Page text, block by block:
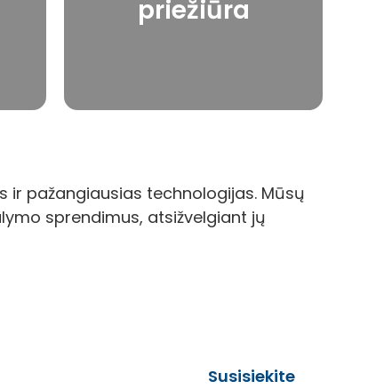
priežiūra
saugią darbo aplinką.
ir pažangiausias technologijas. Mūsų
sprendimus, atsižvelgiant jų
Susisiekite